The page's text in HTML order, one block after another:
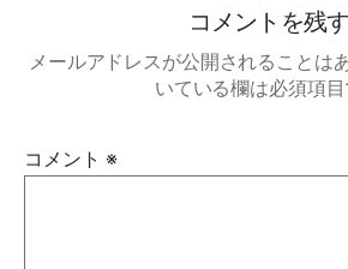
コメントを残す
メールアドレスが公開されることは
いている欄は必須項
コメント ※